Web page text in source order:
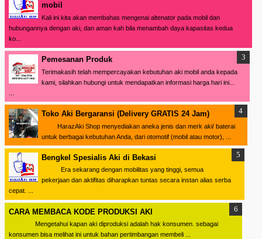
mobil
Kali ini kita akan membahas mengenai altenator pada mobil dan
hubungannya dengan aki, dan aman kah bila menambah daya kapasitas kedua
ko...
Pemesanan Produk
Terimakasih telah mempercayakan kebutuhan aki mobil anda kepada
kami, silahkan hubungi untuk mendapatkan informasi harga hari ini...
Toko Aki Bergaransi (Delivery GRATIS 24 Jam)
HarazAki Shop menyediakan aneka jenis dan merk aki/ baterai
untuk berbagai kebutuhan Anda, dari otomotif (mobil atau motor), ...
Bengkel Spesialis Aki di Bekasi
Era sekarang dengan mobilitas yang tinggi, semua
pekerjaan dan aktifitas diharapkan tuntas secara instan alias serba
cepat. ...
CARA MEMBACA KODE PRODUKSI AKI
Mengetahui kapan aki diproduksi adalah hak konsumen. sebagai
konsumen bisa melihat ini untuk bahan pertimbangan membeli ...